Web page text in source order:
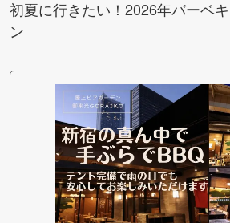
初夏に行きたい！2026年バーベ
ン